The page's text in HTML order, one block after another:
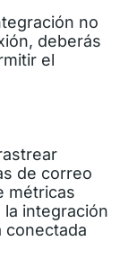
no
deberás
el
de correo
métricas
integración
conectada